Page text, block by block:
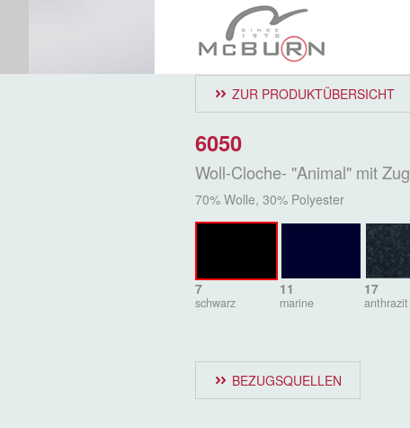
ZUR PRODUKTÜBERSICHT
6050
Woll-Cloche- "Animal" mit Zug
70% Wolle, 30% Polyester
7
schwarz
11
marine
17
anthrazit
BEZUGSQUELLEN